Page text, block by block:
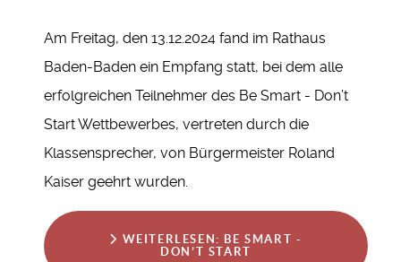
Am Freitag, den 13.12.2024 fand im Rathaus
Baden-Baden ein Empfang statt, bei dem alle
erfolgreichen Teilnehmer des Be Smart - Don’t
Start Wettbewerbes, vertreten durch die
Klassensprecher, von Bürgermeister Roland
Kaiser geehrt wurden.
WEITERLESEN: BE SMART -
DON’T START